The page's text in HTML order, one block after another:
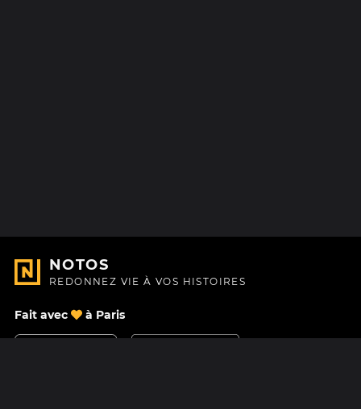
NOTOS
REDONNEZ VIE À VOS HISTOIRES
Fait avec à Paris